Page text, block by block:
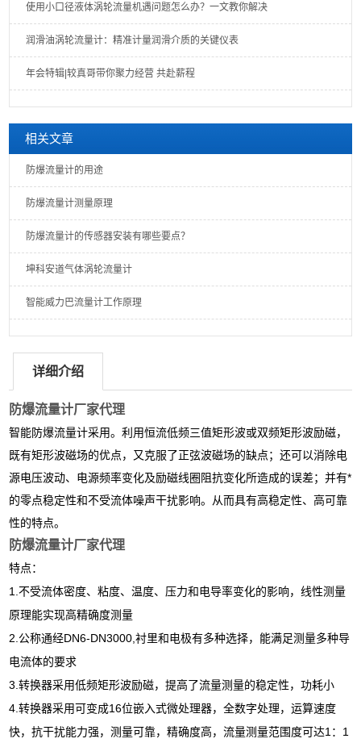
使用小口径液体涡轮流量机遇问题怎么办？一文教你解决
润滑油涡轮流量计：精准计量润滑介质的关键仪表
年会特辑|较真哥带你聚力经营 共赴薪程
相关文章
防爆流量计的用途
防爆流量计测量原理
防爆流量计的传感器安装有哪些要点？
坤科安道气体涡轮流量计
智能威力巴流量计工作原理
详细介绍
防爆流量计厂家代理
智能防爆流量计采用。利用恒流低频三值矩形波或双频矩形波励磁，
既有矩形波磁场的优点，又克服了正弦波磁场的缺点；还可以消除电
源电压波动、电源频率变化及励磁线圈阻抗变化所造成的误差；并有*
的零点稳定性和不受流体噪声干扰影响。从而具有高稳定性、高可靠
性的特点。
防爆流量计厂家代理
特点：
1.不受流体密度、粘度、温度、压力和电导率变化的影响，线性测量
原理能实现高精确度测量
2. 公称通经DN6-DN3000,衬里和电极有多种选择，能满足测量多种导
电流体的要求
3.转换器采用低频矩形波励磁，提高了流量测量的稳定性，功耗小
4.转换器采用可变成16位嵌入式微处理器，全数字处理，运算速度
快，抗干扰能力强，测量可靠，精确度高，流量测量范围度可达1 ： 1